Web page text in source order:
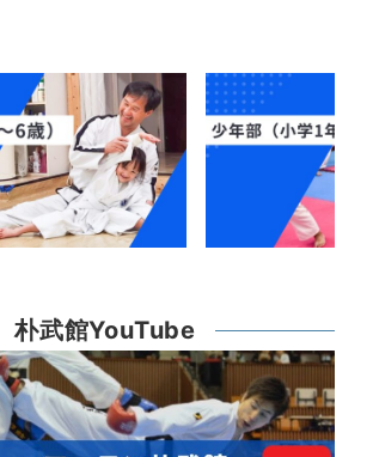
朴武館YouTube